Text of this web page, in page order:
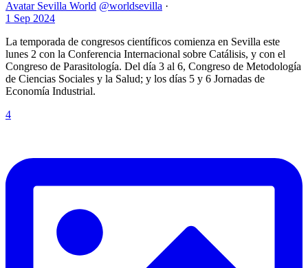
Avatar Sevilla World @worldsevilla ·
1 Sep 2024
La temporada de congresos científicos comienza en Sevilla este
lunes 2 con la Conferencia Internacional sobre Catálisis, y con el
Congreso de Parasitología. Del día 3 al 6, Congreso de Metodología
de Ciencias Sociales y la Salud; y los días 5 y 6 Jornadas de
Economía Industrial.
4